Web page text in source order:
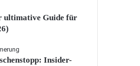
ultimative Guide für
Insider-